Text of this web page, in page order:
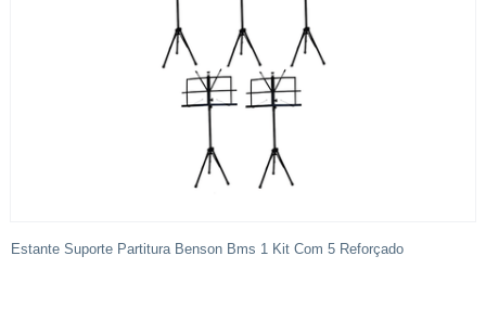
Estante Suporte Partitura Benson Bms 1 Kit Com 5 Reforçado